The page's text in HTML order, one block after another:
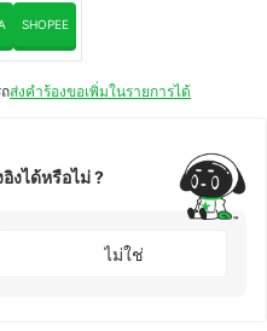
SHOPEE
ส่งคำร้องขอเพิ่มในรายการได้
งได้หรือไม่ ?
ไม่ใช่